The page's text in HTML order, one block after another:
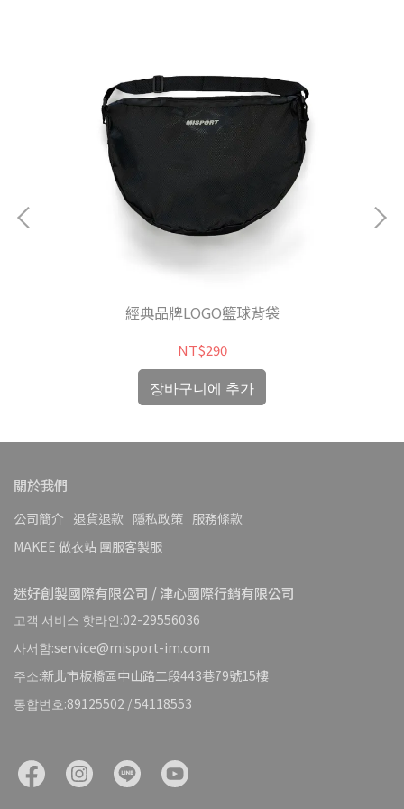
經典品牌LOGO籃球背袋
NT$290
장바구니에 추가
關於我們
公司簡介 退貨退款 隱私政策 服務條款
MAKEE 做衣站 團服客製服
迷好創製國際有限公司 / 津心國際行銷有限公司
고객 서비스 핫라인:02-29556036
사서함:service@misport-im.com
주소:新北市板橋區中山路二段443巷79號15樓
통합번호:89125502 / 54118553